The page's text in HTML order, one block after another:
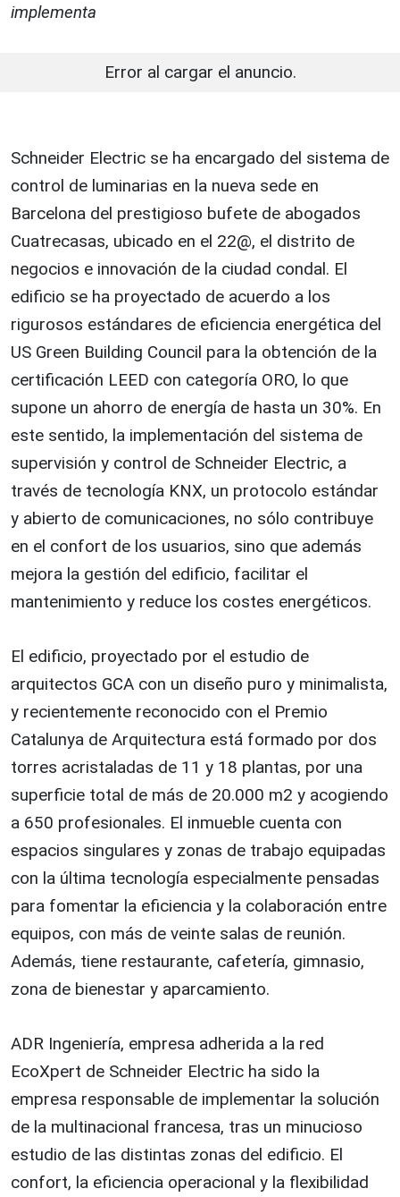
implementa
Error al cargar el anuncio.
Schneider Electric se ha encargado del sistema de
control de luminarias en la nueva sede en
Barcelona del prestigioso bufete de abogados
Cuatrecasas, ubicado en el 22@, el distrito de
negocios e innovación de la ciudad condal. El
edificio se ha proyectado de acuerdo a los
rigurosos estándares de eficiencia energética del
US Green Building Council para la obtención de la
certificación LEED con categoría ORO, lo que
supone un ahorro de energía de hasta un 30%. En
este sentido, la implementación del sistema de
supervisión y control de Schneider Electric, a
través de tecnología KNX, un protocolo estándar
y abierto de comunicaciones, no sólo contribuye
en el confort de los usuarios, sino que además
mejora la gestión del edificio, facilitar el
mantenimiento y reduce los costes energéticos.
El edificio, proyectado por el estudio de
arquitectos GCA con un diseño puro y minimalista,
y recientemente reconocido con el Premio
Catalunya de Arquitectura está formado por dos
torres acristaladas de 11 y 18 plantas, por una
superficie total de más de 20.000 m2 y acogiendo
a 650 profesionales. El inmueble cuenta con
espacios singulares y zonas de trabajo equipadas
con la última tecnología especialmente pensadas
para fomentar la eficiencia y la colaboración entre
equipos, con más de veinte salas de reunión.
Además, tiene restaurante, cafetería, gimnasio,
zona de bienestar y aparcamiento.
ADR Ingeniería, empresa adherida a la red
EcoXpert de Schneider Electric ha sido la
empresa responsable de implementar la solución
de la multinacional francesa, tras un minucioso
estudio de las distintas zonas del edificio. El
confort, la eficiencia operacional y la flexibilidad